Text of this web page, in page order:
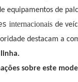
equipamentos de
internacionais de
destacam a
sobre este